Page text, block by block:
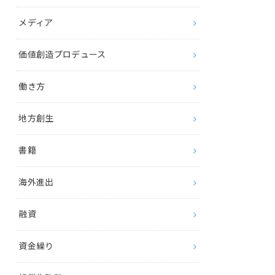
メディア
価値創造プロデュース
働き方
地方創生
書籍
海外進出
融資
資金繰り